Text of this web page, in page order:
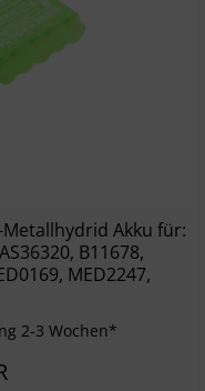
Metallhydrid Akku für:
B11678,
MED2247,
2-3 Wochen*